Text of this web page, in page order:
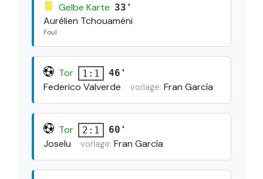
Gelbe Karte 33'
Aurélien Tchouaméni
Foul
Tor 1:1 46'
Federico Valverde vorlage: Fran García
Tor 2:1 60'
Joselu vorlage: Fran García